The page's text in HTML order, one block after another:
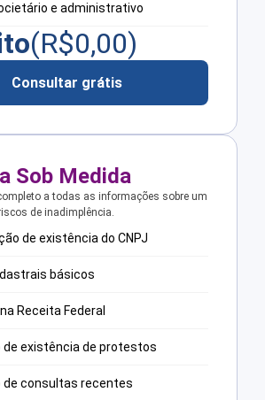
e administrativo
(R$0,00)
Consultar grátis
Sob Medida
a todas as informações sobre um
de inadimplência.
de existência do CNPJ
básicos
Receita Federal
de existência de protestos
de consultas recentes